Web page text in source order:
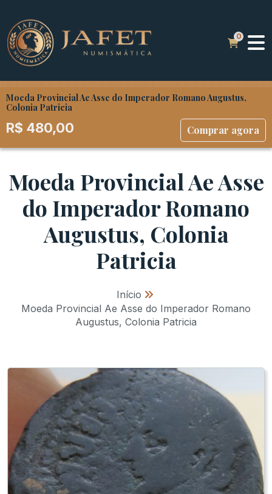
Moeda Provincial Ae Asse do Imperador Romano Augustus,
Colonia Patricia
R$ 480,00 Comprar agora
Moeda Provincial Ae Asse
do Imperador Romano
Augustus, Colonia
Patricia
Início »
Moeda Provincial Ae Asse do Imperador Romano
Augustus, Colonia Patricia